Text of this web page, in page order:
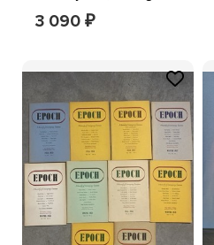
Postcard D117
3 090 ₽